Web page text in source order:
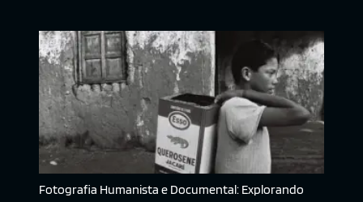
Fotografia Humanista e Documental: Explorando